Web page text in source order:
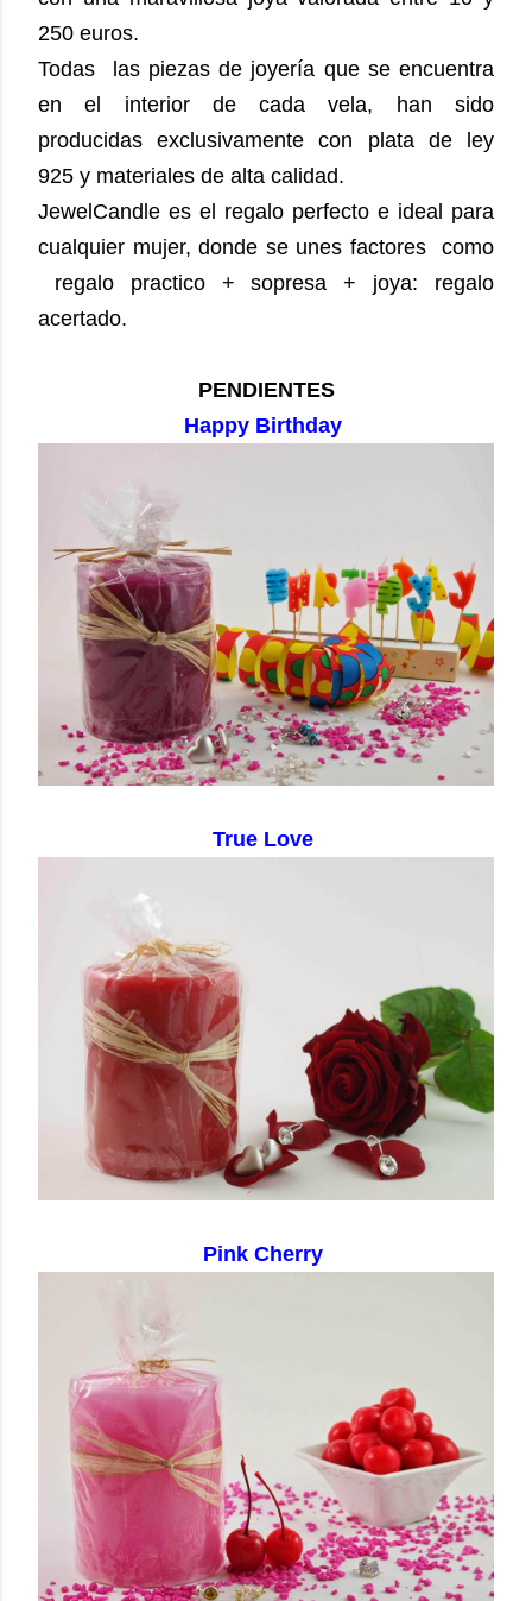
250 euros.
Todas las piezas de joyería que se encuentra
en el interior de cada vela, han sido
producidas exclusivamente con plata de ley
925 y materiales de alta calidad.
JewelCandle es el regalo perfecto e ideal para
cualquier mujer, donde se unes factores como
regalo practico + sopresa + joya: regalo
acertado.
PENDIENTES
Happy Birthday
True Love
Pink Cherry